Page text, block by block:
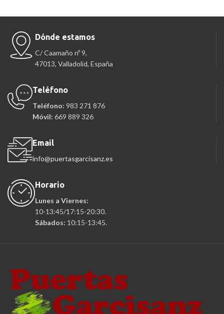
Dónde estamos
C/ Caamaño nº 9,
47013, Valladolid, España
Teléfono
Teléfono: 983 271 876
Móvil: 669 889 326
Email
info@puertasgarcisanz.es
Horario
Lunes a Viernes:
10-13:45/17:15-20:30.
Sábados: 10:15-13:45.